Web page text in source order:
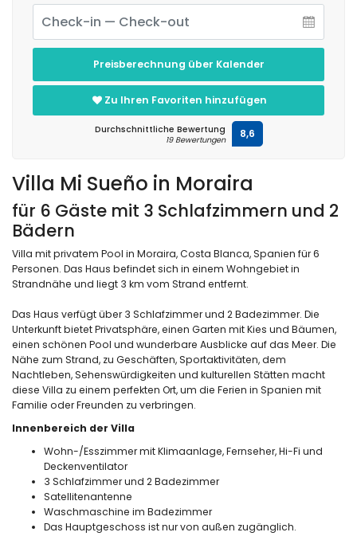
Villa Mi Sueño in Moraira
für 6 Gäste mit 3 Schlafzimmern und 2
Bädern
Villa mit privatem Pool in Moraira, Costa Blanca, Spanien für 6
Personen. Das Haus befindet sich in einem Wohngebiet in
Strandnähe und liegt 3 km vom Strand entfernt.
Das Haus verfügt über 3 Schlafzimmer und 2 Badezimmer. Die
Unterkunft bietet Privatsphäre, einen Garten mit Kies und Bäumen,
einen schönen Pool und wunderbare Ausblicke auf das Meer. Die
Nähe zum Strand, zu Geschäften, Sportaktivitäten, dem
Nachtleben, Sehenswürdigkeiten und kulturellen Stätten macht
diese Villa zu einem perfekten Ort, um die Ferien in Spanien mit
Familie oder Freunden zu verbringen.
Innenbereich der Villa
Wohn-/Esszimmer mit Klimaanlage, Fernseher, Hi-Fi und
Deckenventilator
3 Schlafzimmer und 2 Badezimmer
Satellitenantenne
Waschmaschine im Badezimmer
Das Hauptgeschoss ist nur von außen zugänglich.
Preisberechnung über Kalender
Zu Ihren Favoriten hinzufügen
Durchschnittliche Bewertung
19 Bewertungen 8,6